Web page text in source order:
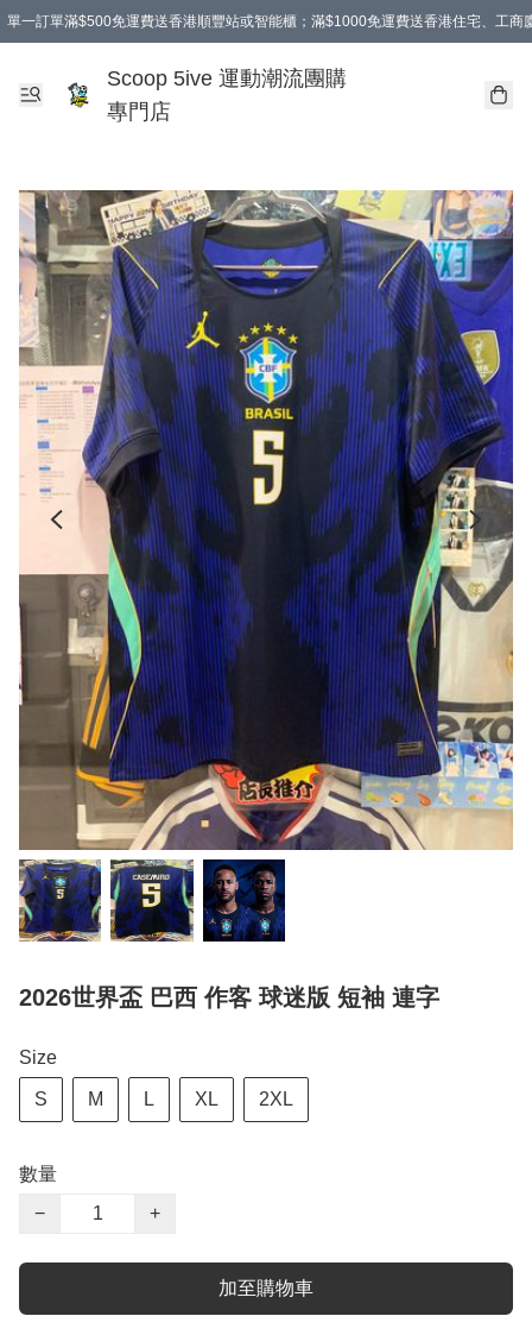
單一訂單滿$500免運費送香港順豐站或智能櫃；滿$1000免運費送香港住宅、工商
Scoop 5ive 運動潮流團購
專門店
2026世界盃 巴西 作客 球迷版 短袖 連字
Size
S M L XL 2XL
數量
−
+
加至購物車